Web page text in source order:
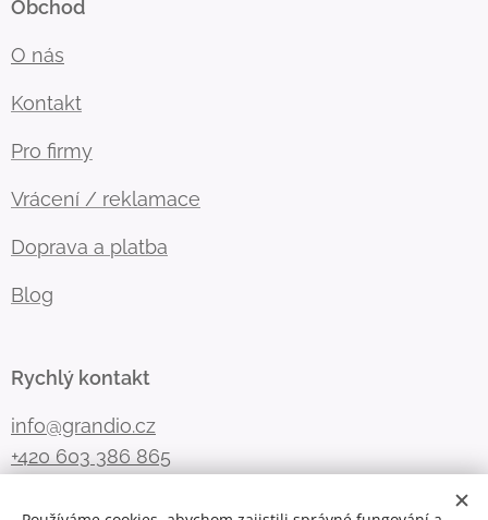
Obchod
O nás
Kontakt
Pro firmy
Vrácení / reklamace
Doprava a platba
Blog
Rychlý kontakt
info@grandio.cz
+420 603 386 865